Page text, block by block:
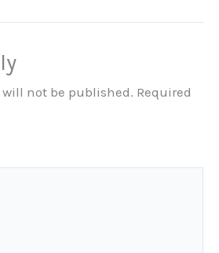
not be published. Required